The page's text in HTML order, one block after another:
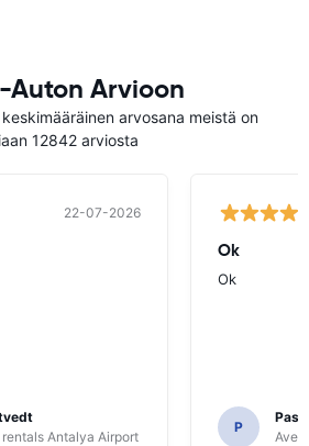
Auton Arvioon
arvosana meistä on
12842 arviosta
22-07-2026
Antalya Airport
Ok
Ok
P
Avec